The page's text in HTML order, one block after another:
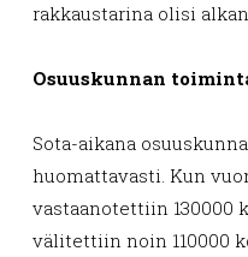
rakkaustarina olisi
Osuuskunnan
Sota-aikana
huomattavasti. Kun
vastaanotettiin 130000
välitettiin noin 110000